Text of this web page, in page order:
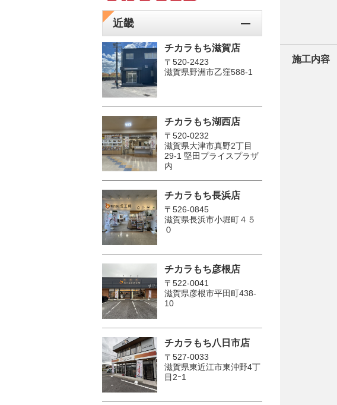
施工内容
近畿
チカラもち滋賀店
〒520-2423
滋賀県野洲市乙窪588-1
チカラもち湖西店
〒520-0232
滋賀県大津市真野2丁目
29-1 堅田プライスプラザ
内
チカラもち長浜店
〒526-0845
滋賀県長浜市小堀町４５
０
チカラもち彦根店
〒522-0041
滋賀県彦根市平田町438-
10
チカラもち八日市店
〒527-0033
滋賀県東近江市東沖野4丁
目2ｰ1